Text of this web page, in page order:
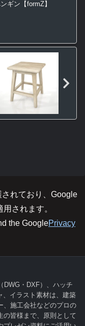
ギン【formZ】
れており、Google
用されます。
the GooglePrivacy
DWG・DXF）、ハッチ
、イラスト素材は、建築
、施工会社などのプロの
の皆様まで、原則として